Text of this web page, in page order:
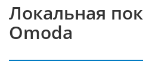
Локальная
Omoda